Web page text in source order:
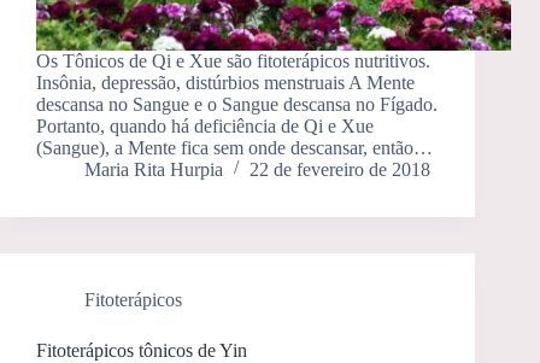
Os Tônicos de Qi e Xue são fitoterápicos nutritivos.
Insônia, depressão, distúrbios menstruais A Mente
descansa no Sangue e o Sangue descansa no Fígado.
Portanto, quando há deficiência de Qi e Xue
(Sangue), a Mente fica sem onde descansar, então…
Maria Rita Hurpia
22 de fevereiro de 2018
Fitoterápicos
Fitoterápicos tônicos de Yin